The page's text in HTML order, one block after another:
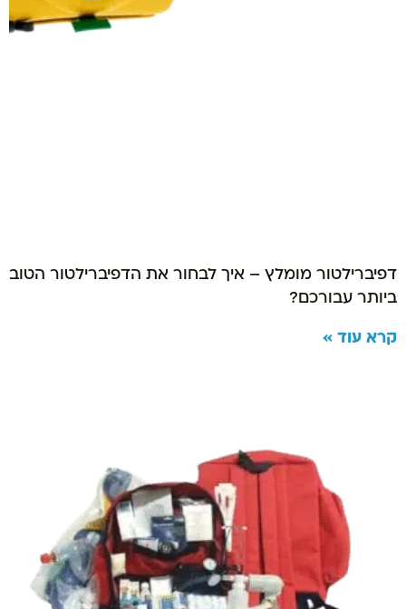
דפיברילטור מומלץ – איך לבחור את הדפיברילטור הטוב
ביותר עבורכם?
קרא עוד »